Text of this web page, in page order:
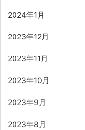
2024年1月
2023年12月
2023年11月
2023年10月
2023年9月
2023年8月